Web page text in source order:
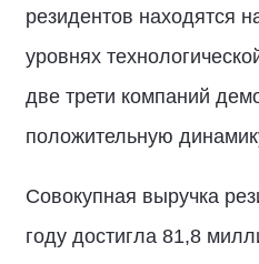
резидентов находятся
уровнях
две трети компаний
положительную
Совокупная выручка
году достигла 81,8